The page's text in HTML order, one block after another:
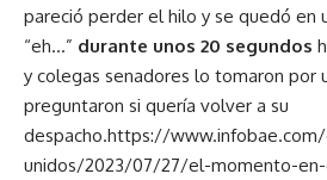
pareció perder el hilo y se quedó en
“eh…” durante unos 20 segundos
y colegas senadores lo tomaron por
preguntaron si quería volver a su
despacho.https://
unidos/2023/07/27/el-momento-